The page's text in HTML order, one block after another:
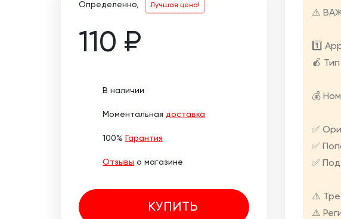
Определенно, Лучшая цена!
110 ₽
В наличии
Моментальнаядоставка
100% Гарантия
Отзывы о магазине
КУПИТЬ
⚠️
1️⃣
🍎
💰
✅
✅
✅
⚠️
⚠️